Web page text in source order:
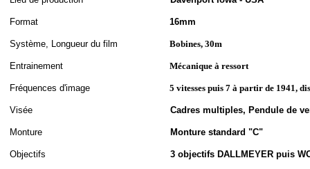
Format 16mm
Système, Longueur du film Bobines, 30m
Entrainement Mécanique à ressort
Fréquences d'image 5 vitesses puis 7 à partir de 1941,
Visée Cadres multiples, Pendule de
Monture Monture standard "C"
Objectifs 3 objectifs DALLMEYER puis